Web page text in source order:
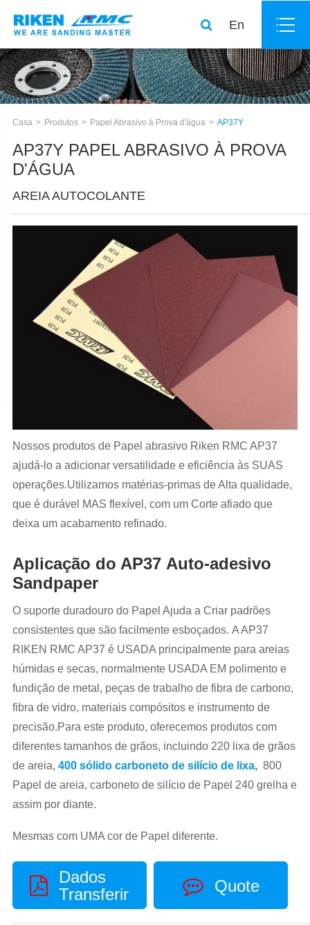
En
Casa Produtos Papel Abrasivo à Prova d'água AP37Y
AP37Y PAPEL ABRASIVO À PROVA
D'ÁGUA
AREIA AUTOCOLANTE
Nossos produtos de Papel abrasivo Riken RMC AP37
ajudá-lo a adicionar versatilidade e eficiência às SUAS
operações.Utilizamos matérias-primas de Alta qualidade,
que é durável MAS flexível, com um Corte afiado que
deixa um acabamento refinado.
Aplicação do AP37 Auto-adesivo
Sandpaper
O suporte duradouro do Papel Ajuda a Criar padrões
consistentes que são facilmente esboçados. A AP37
RIKEN RMC AP37 é USADA principalmente para areias
húmidas e secas, normalmente USADA EM polimento e
fundição de metal, peças de trabalho de fibra de carbono,
fibra de vidro, materiais compósitos e instrumento de
precisão.Para este produto, oferecemos produtos com
diferentes tamanhos de grãos, incluindo 220 lixa de grãos
de areia, 400 sólido carboneto de silício de lixa, 800
Papel de areia, carboneto de silício de Papel 240 grelha e
assim por diante.
Mesmas com UMA cor de Papel diferente.
Dados
Transferir
Quote